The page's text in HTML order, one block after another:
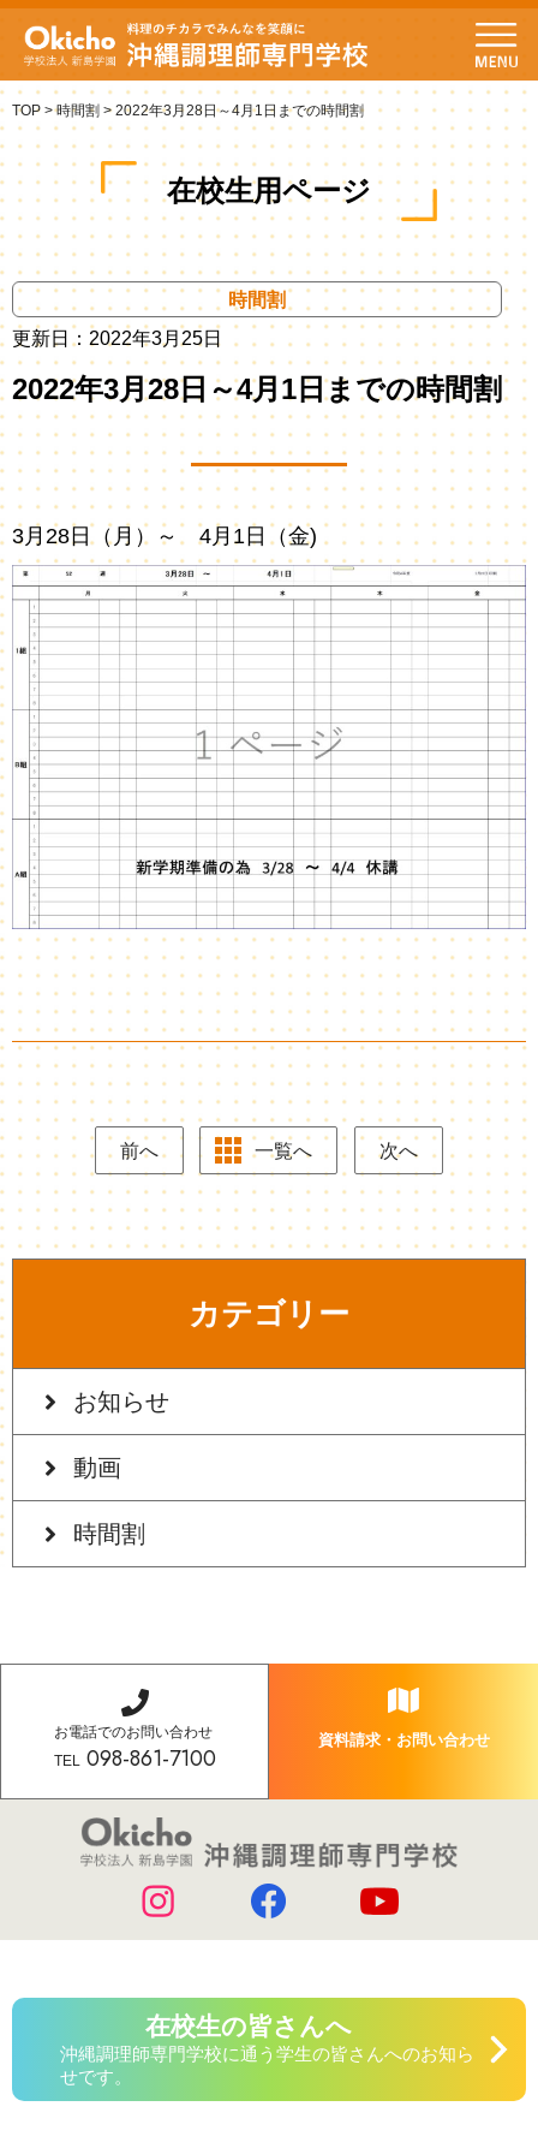
TOP >時間割 > 2022年3月28日～4月1日までの時間割
在校生用ページ
時間割
更新日：2022年3月25日
2022年3月28日～4月1日までの時間割
3月28日（月）～ 4月1日（金)
前へ 一覧へ 次へ
カテゴリー
お知らせ
動画
時間割
お電話でのお問い合わせ
TEL 098-861-7100
資料請求・お問い合わせ
在校生の皆さんへ
沖縄調理師専門学校に通う学生の皆さんへのお知ら
せです。